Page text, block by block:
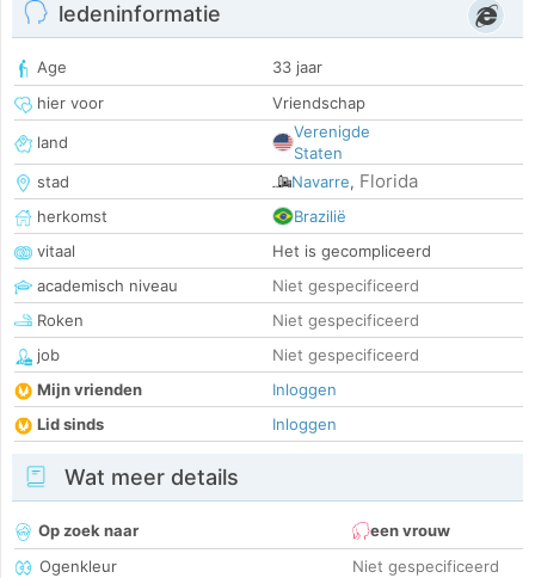
ledeninformatie
Age
33 jaar
hier voor
Vriendschap
land
Verenigde
Staten
stad
Navarre, Florida
herkomst
Brazilië
vitaal
Het is gecompliceerd
academisch niveau
Niet gespecificeerd
Roken
Niet gespecificeerd
job
Niet gespecificeerd
Mijn vrienden
Inloggen
Lid sinds
Inloggen
Wat meer details
Op zoek naar
een vrouw
Ogenkleur
Niet gespecificeerd